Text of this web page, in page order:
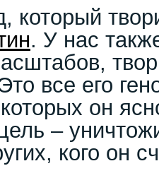
который
. У нас
все его
он
–
кого